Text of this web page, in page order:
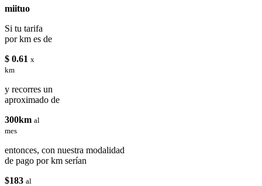
miituo
Si tu tarifa
por km es de
$ 0.61 x
km
y recorres un
aproximado de
300km al
mes
entonces, con nuestra modalidad
de pago por km serían
$183 al